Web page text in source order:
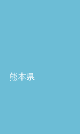
熊本県